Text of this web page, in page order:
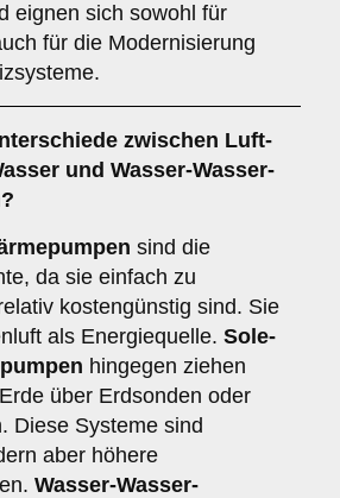
eignen sich sowohl für
für die Modernisierung
zwischen Luft-
und Wasser-Wasser-
?
sind die
da sie einfach zu
kostengünstig sind. Sie
als Energiequelle. Sole-
hingegen ziehen
über Erdsonden oder
Diese Systeme sind
aber höhere
Wasser-Wasser-